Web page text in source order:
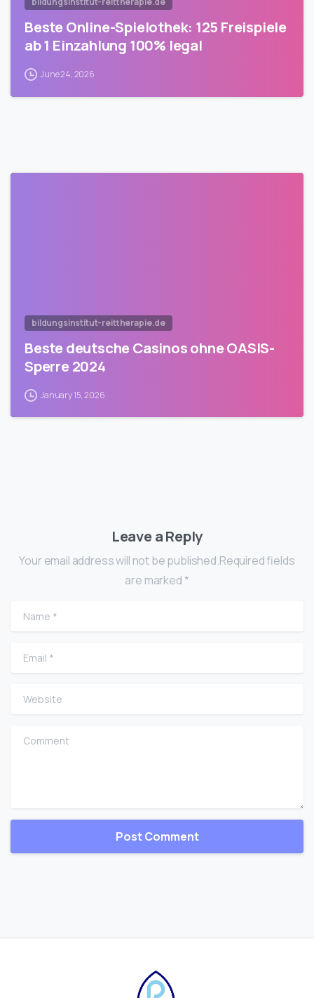
Beste Online-Spielothek: 125 Freispiele
ab 1 Einzahlung 100% legal
June 24, 2026
bildungsinstitut-reittherapie.de
Beste deutsche Casinos ohne OASIS-
Sperre 2024
January 15, 2026
Leave a Reply
Your email address will not be published.Required fields
are marked *
Name
Email
Website
Comment